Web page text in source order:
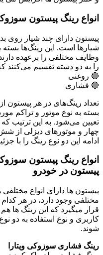
انواع رینگ پیستون
پیستون دارای چند شیار روی
شیارها است. این رینگ‌ها
وظایف مختلفی را برعهده
را به دو دسته تقسیم می‌کنند
🔴 روغنی
🔴 فشاری
تعداد رینگ‌های در هر
بسته به نوع موتور و تراکم
تعیین می‌شود. به این ترتیب که
چهار و موتورهای دیزلی از
ادامه این دو نوع رینگ را با
انواع رینگ پیستون
پیستون در خودرو
پیستون ها دارای انواع
مختلفی وجود دارد، در هر
قرار میگیرد که این رینگ ها
کاربری و نوع استفاده به دو
شوند.
رینگ فشاری سوزوکی ویتارا